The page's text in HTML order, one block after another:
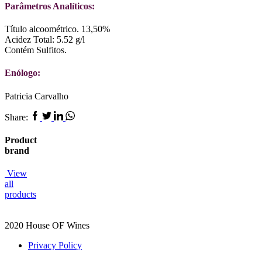
Parâmetros Analíticos:
Título alcoométrico. 13,50%
Acidez Total: 5.52 g/l
Contém Sulfitos.
Enólogo:
Patricia Carvalho
Share: Facebook
TwitterLinkedin
Whatsapp
Product
brand
View
all
products
2020 House OF Wines
Privacy Policy